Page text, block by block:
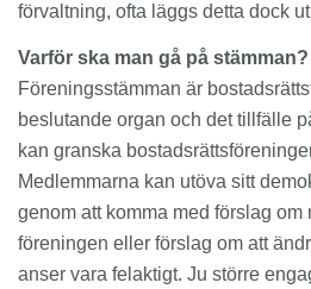
förvaltning, ofta läggs detta dock
Varför ska man gå på stämman?
Föreningsstämman är
beslutande organ och det tillfälle
kan granska
Medlemmarna kan utöva sitt
genom att komma med förslag om
föreningen eller förslag om att
anser vara felaktigt. Ju större